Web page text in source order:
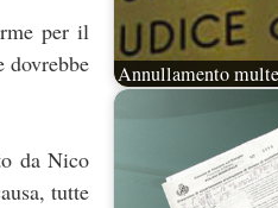
per il
da Nico
tutte
Annullamento